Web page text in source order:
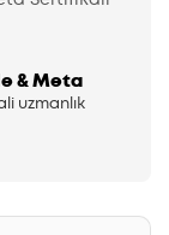
& Meta
uzmanlık